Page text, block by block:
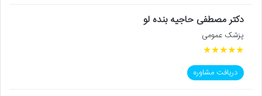
دکتر مصطفی حاجیه بنده لو
پزشک عمومی
★
★
★
★
★
دریافت مشاوره